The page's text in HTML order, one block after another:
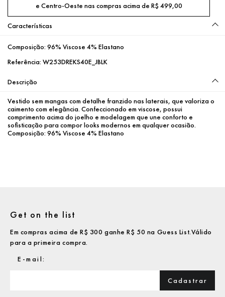
e Centro-Oeste nas compras acima de R$ 499,00
Características
Composição: 96% Viscose 4% Elastano
Referência: W253DREKS40E_JBLK
Descrição
Vestido sem mangas com detalhe franzido nas laterais, que valoriza o
caimento com elegância. Confeccionado em viscose, possui
comprimento acima do joelho e modelagem que une conforto e
sofisticação para compor looks modernos em qualquer ocasião.
Composição: 96% Viscose 4% Elastano
Get on the list
Em compras acima de R$ 300 ganhe R$ 50 na Guess List.Válido
para a primeira compra.
Cadastrar